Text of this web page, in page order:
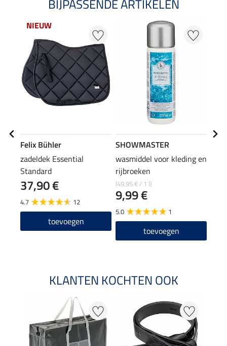
BIJPASSENDE ARTIKELEN
NIEUW
Felix Bühler
zadeldek Essential
Standard
37,90 €
4.7 12
toevoegen
SHOWMASTER
wasmiddel voor kleding en
rijbroeken
(49,95 € / 1 l)
9,99 €
5.0 1
toevoegen
KLANTEN KOCHTEN OOK